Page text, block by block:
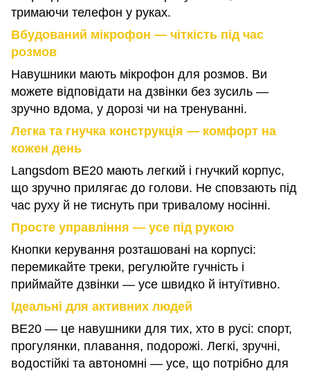
тримаючи телефон у руках.
Вбудований мікрофон — чіткість під час
розмов
Навушники мають мікрофон для розмов. Ви
можете відповідати на дзвінки без зусиль —
зручно вдома, у дорозі чи на тренуванні.
Легка та гнучка конструкція — комфорт на
кожен день
Langsdom BE20 мають легкий і гнучкий корпус,
що зручно прилягає до голови. Не сповзають під
час руху й не тиснуть при тривалому носінні.
Просте управління — усе під рукою
Кнопки керування розташовані на корпусі:
перемикайте треки, регулюйте гучність і
приймайте дзвінки — усе швидко й інтуїтивно.
Ідеальні для активних людей
BE20 — це навушники для тих, хто в русі: спорт,
прогулянки, плавання, подорожі. Легкі, зручні,
водостійкі та автономні — усе, що потрібно для